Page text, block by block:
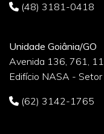
(48) 3181-0418
Unidade Goiânia/GO
Avenida 136, 761,
Edifício NASA -
(62) 3142-1765